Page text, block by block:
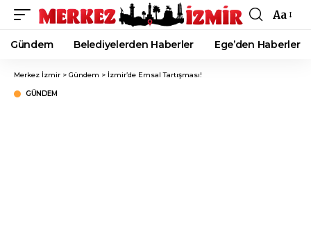
Font
Resizer
Aa
Gündem Belediyelerden Haberler Ege’den Haberler
Merkez İzmir > Gündem > İzmir’de Emsal Tartışması!
GÜNDEM